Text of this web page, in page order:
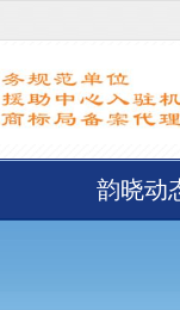
韵晓动